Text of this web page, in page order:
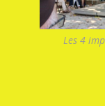
Les 4